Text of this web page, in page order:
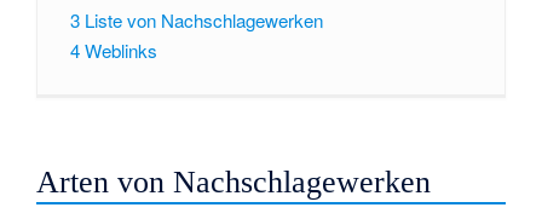
3 Liste von Nachschlagewerken
4Weblinks
Arten von Nachschlagewerken